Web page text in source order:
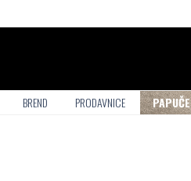
BREND PRODAVNICE PAPUČE